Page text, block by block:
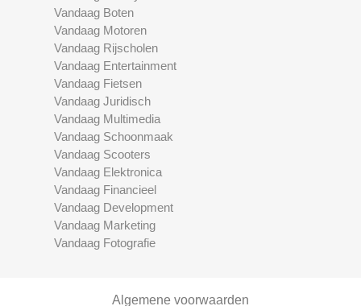
Vandaag Boten
Vandaag Motoren
Vandaag Rijscholen
Vandaag Entertainment
Vandaag Fietsen
Vandaag Juridisch
Vandaag Multimedia
Vandaag Schoonmaak
Vandaag Scooters
Vandaag Elektronica
Vandaag Financieel
Vandaag Development
Vandaag Marketing
Vandaag Fotografie
Algemene voorwaarden